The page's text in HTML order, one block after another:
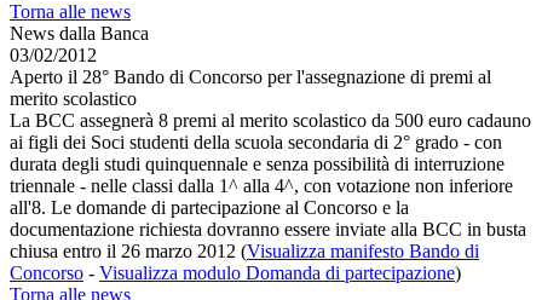
Torna alle news
News dalla Banca
03/02/2012
Aperto il 28° Bando di Concorso per l'assegnazione di premi al
merito scolastico
La BCC assegnerà 8 premi al merito scolastico da 500 euro cadauno
ai figli dei Soci studenti della scuola secondaria di 2° grado - con
durata degli studi quinquennale e senza possibilità di interruzione
triennale - nelle classi dalla 1^ alla 4^, con votazione non inferiore
all'8. Le domande di partecipazione al Concorso e la
documentazione richiesta dovranno essere inviate alla BCC in busta
chiusa entro il 26 marzo 2012 (Visualizza manifesto Bando di
Concorso - Visualizza modulo Domanda di partecipazione)
Torna alle news